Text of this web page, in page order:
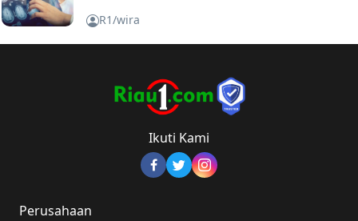
R1/wira
Ikuti Kami
Perusahaan